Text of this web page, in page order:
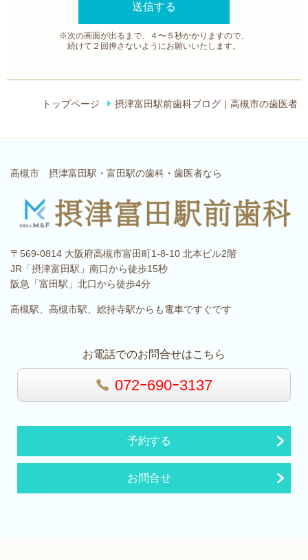
※次の画面が出るまで、４〜５秒かかりますので、
続けて２回押さないようにお願いいたします。
トップページ 摂津富田駅前歯科ブログ｜高槻市の歯医者
高槻市 摂津富田駅・富田駅の歯科・歯医者なら
〒569-0814 大阪府高槻市富田町1-8-10 北本ビル2階
JR「摂津富田駅」南口から徒歩15秒
阪急「富田駅」北口から徒歩4分
高槻駅、高槻市駅、総持寺駅からも電車ですぐです
お電話でのお問合せはこちら
072ｰ690ｰ3137
予約する
お問合せ